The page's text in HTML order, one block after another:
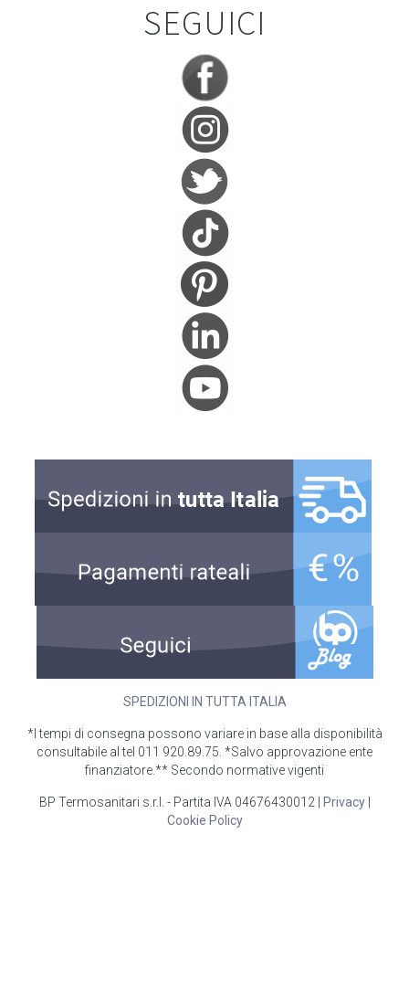
SEGUICI
SPEDIZIONI IN TUTTA ITALIA
*I tempi di consegna possono variare in base alla disponibilità
consultabile al tel 011 920.89.75. *Salvo approvazione ente
finanziatore.** Secondo normative vigenti
BP Termosanitari s.r.l. - Partita IVA 04676430012 | Privacy|
Cookie Policy